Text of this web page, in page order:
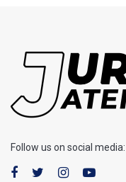
Follow us on social media: